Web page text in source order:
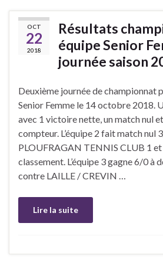
OCT
22
2018
Résultats
équipe Senior
journée saison
Deuxième journée de championnat
Senior Femme le 14 octobre 2018.
avec 1 victoire nette, un match nul
compteur. L’équipe 2 fait match nul
PLOUFRAGAN TENNIS CLUB 1 et
classement. L’équipe 3 gagne 6/0 à
contre LAILLE / CREVIN …
Lire la suite